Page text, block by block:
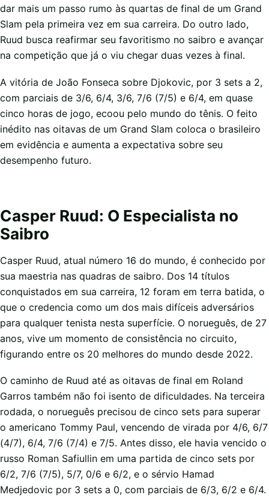
dar mais um passo rumo às quartas de final de um Grand
Slam pela primeira vez em sua carreira. Do outro lado,
Ruud busca reafirmar seu favoritismo no saibro e avançar
na competição que já o viu chegar duas vezes à final.
A vitória de João Fonseca sobre Djokovic, por 3 sets a 2,
com parciais de 3/6, 6/4, 3/6, 7/6 (7/5) e 6/4, em quase
cinco horas de jogo, ecoou pelo mundo do tênis. O feito
inédito nas oitavas de um Grand Slam coloca o brasileiro
em evidência e aumenta a expectativa sobre seu
desempenho futuro.
Casper Ruud: O Especialista no
Saibro
Casper Ruud, atual número 16 do mundo, é conhecido por
sua maestria nas quadras de saibro. Dos 14 títulos
conquistados em sua carreira, 12 foram em terra batida, o
que o credencia como um dos mais difíceis adversários
para qualquer tenista nesta superfície. O norueguês, de 27
anos, vive um momento de consistência no circuito,
figurando entre os 20 melhores do mundo desde 2022.
O caminho de Ruud até as oitavas de final em Roland
Garros também não foi isento de dificuldades. Na terceira
rodada, o norueguês precisou de cinco sets para superar
o americano Tommy Paul, vencendo de virada por 4/6, 6/7
(4/7), 6/4, 7/6 (7/4) e 7/5. Antes disso, ele havia vencido o
russo Roman Safiullin em uma partida de cinco sets por
6/2, 7/6 (7/5), 5/7, 0/6 e 6/2, e o sérvio Hamad
Medjedovic por 3 sets a 0, com parciais de 6/3, 6/2 e 6/4.